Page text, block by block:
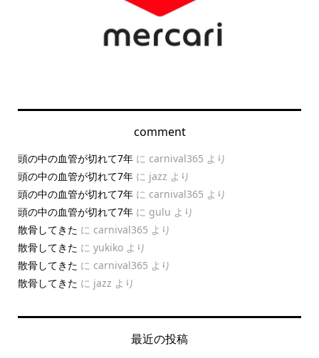
comment
頭の中の血管が切れて7年に carnival365 より
頭の中の血管が切れて7年に jazz より
頭の中の血管が切れて7年に carnival365 より
頭の中の血管が切れて7年に gulu より
散骨してきた に carnival365 より
散骨してきた に yukikoより
散骨してきた に carnival365 より
散骨してきた に jazz より
最近の投稿